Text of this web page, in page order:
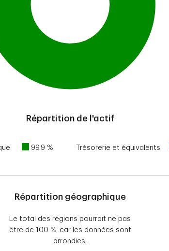
Répartition de l'actif
99.9 % Trésorerie et équivalents
Répartition géographique
Le total des régions pourrait ne pas
être de 100 %, car les données sont
arrondies.